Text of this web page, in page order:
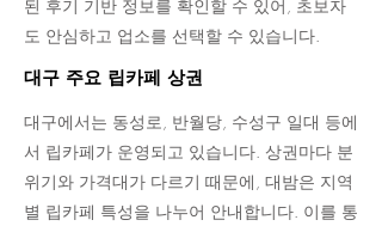
된 후기 기반 정보를 확인할 수 있어, 초보자
도 안심하고 업소를 선택할 수 있습니다.
대구 주요 립카페 상권
대구에서는 동성로, 반월당, 수성구 일대 등에
서 립카페가 운영되고 있습니다. 상권마다 분
위기와 가격대가 다르기 때문에, 대밤은 지역
별 립카페 특성을 나누어 안내합니다. 이를 통